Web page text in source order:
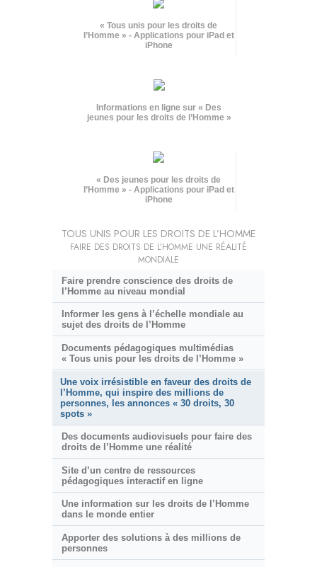
« Tous unis pour les droits de
l’Homme » - Applications pour iPad et
iPhone
Informations en ligne sur « Des
jeunes pour les droits de l’Homme »
« Des jeunes pour les droits de
l’Homme » - Applications pour iPad et
iPhone
TOUS UNIS POUR LES DROITS DE L’HOMME
FAIRE DES DROITS DE L’HOMME UNE RÉALITÉ
MONDIALE
Faire prendre conscience des droits de
l’Homme au niveau mondial
Informer les gens à l’échelle mondiale au
sujet des droits de l’Homme
Documents pédagogiques multimédias
« Tous unis pour les droits de l’Homme »
Une voix irrésistible en faveur des droits de
l’Homme, qui inspire des millions de
personnes, les annonces « 30 droits, 30
spots »
Des documents audiovisuels pour faire des
droits de l’Homme une réalité
Site d’un centre de ressources
pédagogiques interactif en ligne
Une information sur les droits de l’Homme
dans le monde entier
Apporter des solutions à des millions de
personnes